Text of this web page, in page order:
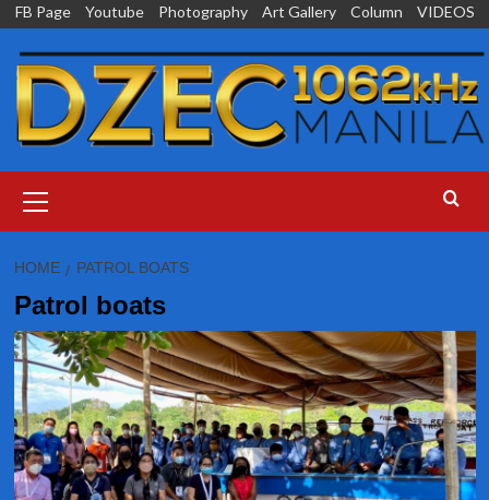
Skip
content
FB Page Youtube Photography Art Gallery Column VIDEOS
Menu
HOME PATROL BOATS
Patrol boats